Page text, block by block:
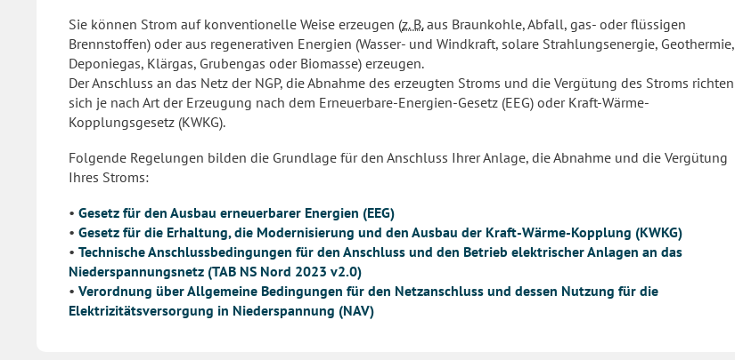
Sie können Strom auf konventionelle Weise erzeugen (z. B.aus Braunkohle, Abfall, gas- oder flüssigen
Brennstoffen) oder aus regenerativen Energien (Wasser- und Windkraft, solare Strahlungsenergie, Geothermie,
Deponiegas, Klärgas, Grubengas oder Biomasse) erzeugen.
Der Anschluss an das Netz der NGP, die Abnahme des erzeugten Stroms und die Vergütung des Stroms richten
sich je nach Art der Erzeugung nach dem Erneuerbare-Energien-Gesetz (EEG) oder Kraft-Wärme-
Kopplungsgesetz (KWKG).
Folgende Regelungen bilden die Grundlage für den Anschluss Ihrer Anlage, die Abnahme und die Vergütung
Ihres Stroms:
• Gesetz für den Ausbau erneuerbarer Energien (EEG)
• Gesetz für die Erhaltung, die Modernisierung und den Ausbau der Kraft-Wärme-Kopplung (KWKG)
• Technische Anschlussbedingungen für den Anschluss und den Betrieb elektrischer Anlagen an das
Niederspannungsnetz (TAB NS Nord 2023 v2.0)
• Verordnung über Allgemeine Bedingungen für den Netzanschluss und dessen Nutzung für die
Elektrizitätsversorgung in Niederspannung (NAV)